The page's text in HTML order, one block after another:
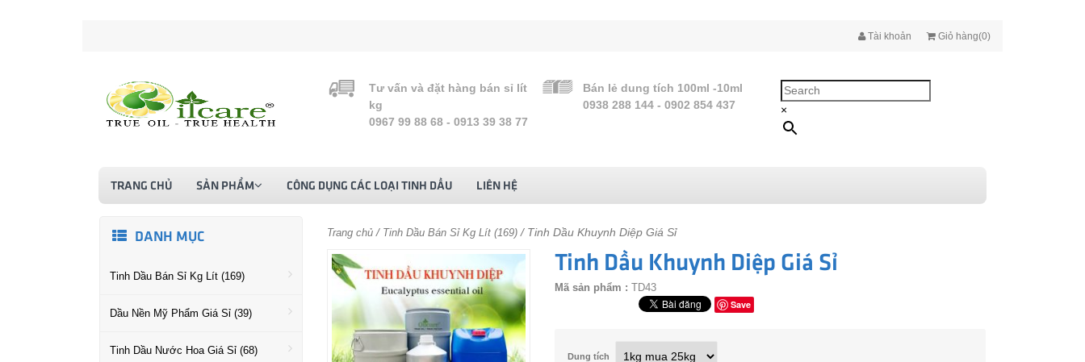
Tài khoản Giỏ hàng(0)
Tư vấn và đặt hàng bán sỉ lít
kg
0967 99 88 68 - 0913 39 38 77
Bán lẻ dung tích 100ml -10ml
0938 288 144 - 0902 854 437
×
TRANG CHỦ SẢN PHẨM CÔNG DỤNG CÁC LOẠI TINH DẦU LIÊN HỆ
DANH MỤC
Tinh Dầu Bán Sỉ Kg Lít (169)
Dầu Nền Mỹ Phẩm Giá Sỉ (39)
Tinh Dầu Nước Hoa Giá Sỉ (68)
Trang chủ / Tinh Dầu Bán Sỉ Kg Lít (169) / Tinh Dầu Khuynh Diệp Giá Sỉ
Tinh Dầu Khuynh Diệp Giá Sỉ
Mã sản phẩm : TD43
Save
Dung tích